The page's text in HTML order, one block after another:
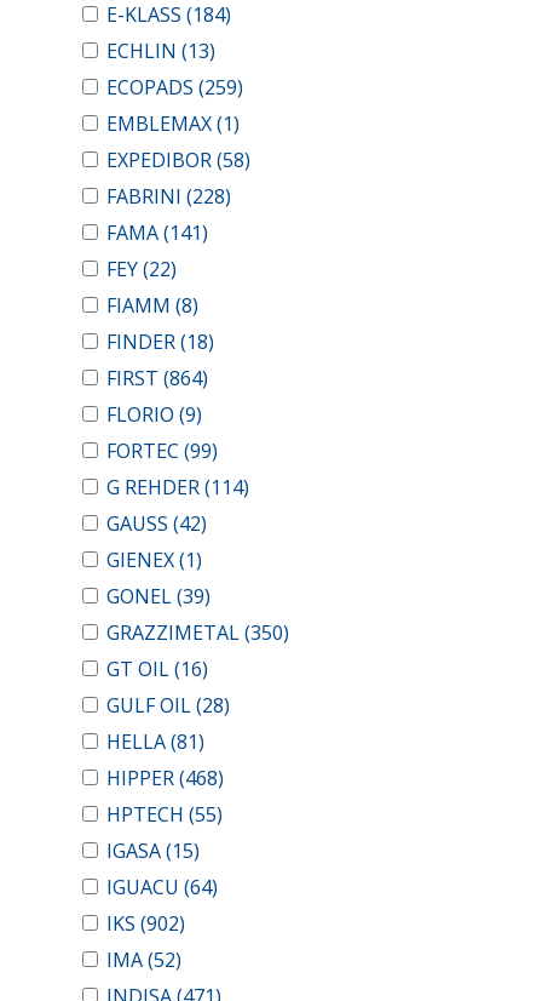
E-KLASS (184)
ECHLIN (13)
ECOPADS (259)
EMBLEMAX(1)
EXPEDIBOR(58)
FABRINI (228)
FAMA(141)
FEY(22)
FIAMM (8)
FINDER(18)
FIRST (864)
FLORIO (9)
FORTEC (99)
G REHDER(114)
GAUSS (42)
GIENEX(1)
GONEL(39)
GRAZZIMETAL(350)
GT OIL(16)
GULF OIL(28)
HELLA(81)
HIPPER(468)
HPTECH (55)
IGASA(15)
IGUACU (64)
IKS (902)
IMA(52)